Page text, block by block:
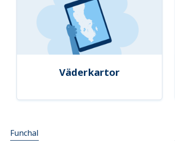
Väderkartor
Funchal